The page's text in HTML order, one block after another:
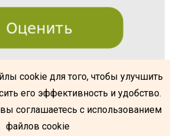
@
cookie для того, чтобы улучшить
его эффективность и удобство.
вы соглашаетесь с использованием
файлов cookie